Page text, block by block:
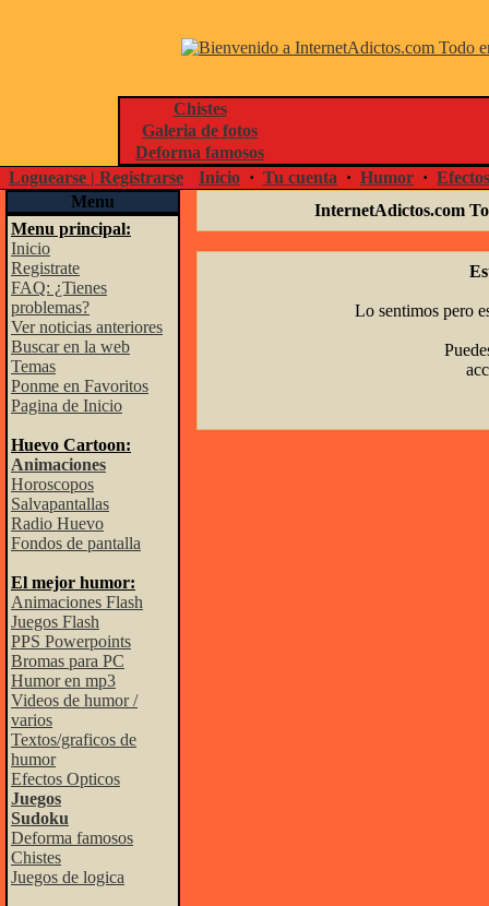
Chistes
Galeria de fotos
Deforma famosos
Loguearse | Registrarse
Inicio · Tu cuenta · Humor ·
Menu
Menu principal:
Inicio
Registrate
FAQ: ¿Tienes
problemas?
Ver noticias anteriores
Buscar en la web
Temas
Ponme en Favoritos
Pagina de Inicio
Huevo Cartoon:
Animaciones
Horoscopos
Salvapantallas
Radio Huevo
Fondos de pantalla
El mejor humor:
Animaciones Flash
Juegos Flash
PPS Powerpoints
Bromas para PC
Humor en mp3
Videos de humor /
varios
Textos/graficos de
humor
Efectos Opticos
Juegos
Sudoku
Deforma famosos
Chistes
Juegos de logica
InternetAdictos.com
Lo sentimos pero